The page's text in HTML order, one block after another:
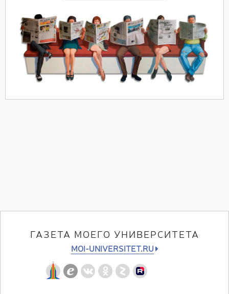
ГАЗЕТА МОЕГО УНИВЕРСИТЕТА
MOI-UNIVERSITET.RU